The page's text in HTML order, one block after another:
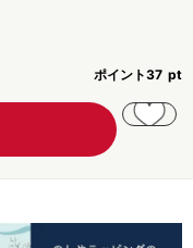
ポイント37